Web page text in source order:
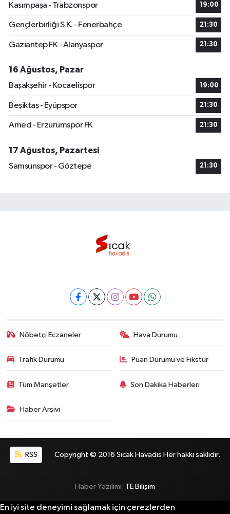
Kasımpaşa - Trabzonspor 19:00
Gençlerbirliği S.K. - Fenerbahçe 21:30
Gaziantep FK - Alanyaspor 21:30
16 Ağustos, Pazar
Başakşehir - Kocaelispor
19:00
Beşiktaş - Eyüpspor 21:30
Amed - Erzurumspor FK 21:30
17 Ağustos, Pazartesi
Samsunspor - Göztepe
21:30
Nöbetçi Eczaneler Hava Durumu
Trafik Durumu Puan Durumu ve Fikstür
Tüm Manşetler Son Dakika Haberleri
Haber Arşivi
RSS Copyright © 2016 Sıcak Havadis Her hakkı saklıdır.
Haber Yazılımı: TE Bilişim
En iyi site deneyimi sağlamak için çerezlerden